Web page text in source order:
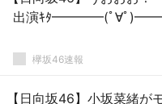
出演ｷﾀ━━━━(ﾟ∀ﾟ
欅坂46速報
【日向坂46】小坂菜緒が